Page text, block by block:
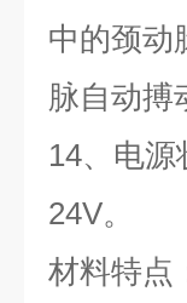
中的颈动
脉自动搏
14、电
24V。
材料特点